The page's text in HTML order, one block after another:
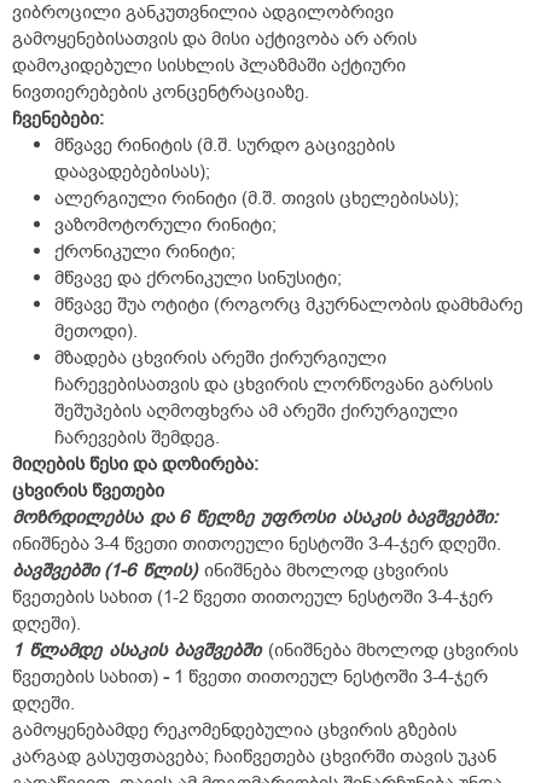
ვიბროცილი განკუთვნილია ადგილობრივი
გამოყენებისათვის და მისი აქტივობა არ არის
დამოკიდებული სისხლის პლაზმაში აქტიური
ნივთიერებების კონცენტრაციაზე.
ჩვენებები:
მწვავე რინიტის (მ.შ. სურდო გაცივების
დაავადებებისას);
ალერგიული რინიტი (მ.შ. თივის ცხელებისას);
ვაზომოტორული რინიტი;
ქრონიკული რინიტი;
მწვავე და ქრონიკული სინუსიტი;
მწვავე შუა ოტიტი (როგორც მკურნალობის დამხმარე
მეთოდი).
მზადება ცხვირის არეში ქირურგიული
ჩარევებისათვის და ცხვირის ლორწოვანი გარსის
შეშუპების აღმოფხვრა ამ არეში ქირურგიული
ჩარევების შემდეგ.
მიღების წესი და დოზირება:
ცხვირის წვეთები
მოზრდილებსა და 6 წელზე უფროსი ასაკის ბავშვებში:
ინიშნება 3-4 წვეთი თითოეული ნესტოში 3-4-ჯერ დღეში.
ბავშვებში (1-6 წლის)ინიშნება მხოლოდ ცხვირის
წვეთების სახით (1-2 წვეთი თითოეულ ნესტოში 3-4-ჯერ
დღეში).
1 წლამდე ასაკის ბავშვებში(ინიშნება მხოლოდ ცხვირის
წვეთების სახით) -1 წვეთი თითოეულ ნესტოში 3-4-ჯერ
დღეში.
გამოყენებამდე რეკომენდებულია ცხვირის გზების
კარგად გასუფთავება; ჩაიწვეთება ცხვირში თავის უკან